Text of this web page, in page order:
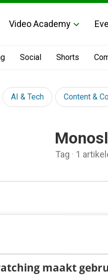
maakt
Video Academy
Social Shorts
AI & Tech Content &
Tag · 1